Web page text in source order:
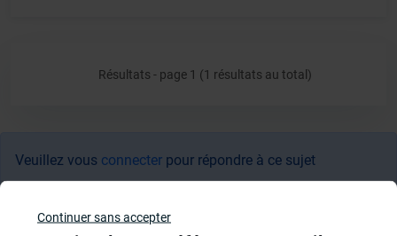
Résultats - page 1 (1 résultats au total)
Veuillez vous connecter pour répondre à ce sujet
Sujets
Continuer sans accepter